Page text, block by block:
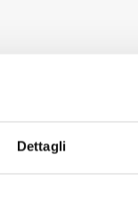
Dettagli